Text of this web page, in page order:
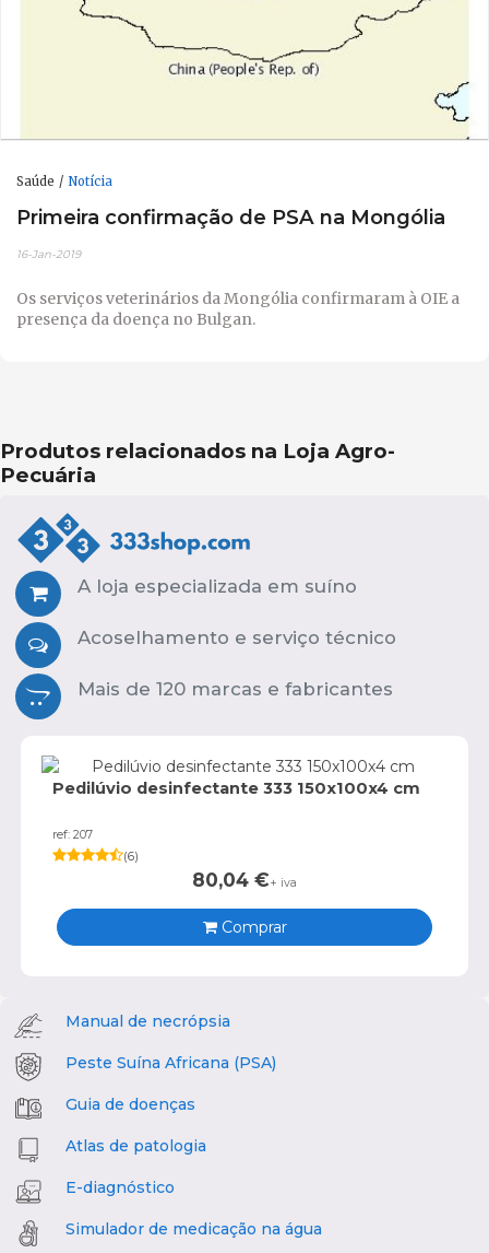
Saúde Notícia
Primeira confirmação de PSA na Mongólia
16-Jan-2019
Os serviços veterinários da Mongólia confirmaram à OIE a
presença da doença no Bulgan.
Produtos relacionados na Loja Agro-
Pecuária
A loja especializada em suíno
Acoselhamento e serviço técnico
Mais de 120 marcas e fabricantes
Pedilúvio desinfectante 333 150x100x4 cm
ref: 207
(6)
80,04 €+ iva
Comprar
Manual de necrópsia
Peste Suína Africana (PSA)
Guia de doenças
Atlas de patologia
E-diagnóstico
Simulador de medicação na água